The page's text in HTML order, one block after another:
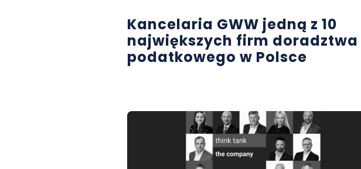
Kancelaria GWW jedną z 10
największych firm doradztwa
podatkowego w Polsce